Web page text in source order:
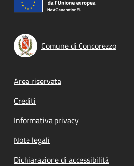
Comune di Concorezzo
Footer menu
Area riservata
Crediti
Informativa privacy
Note legali
Dichiarazione di accessibilità